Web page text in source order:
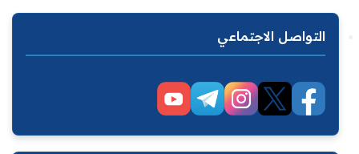
التواصل الاجتماعي